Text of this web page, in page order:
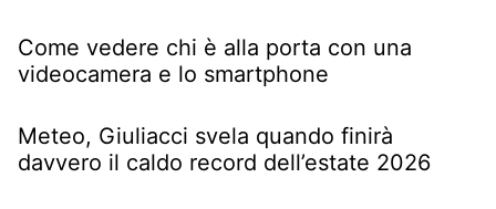
Come vedere chi è alla porta con una
videocamera e lo smartphone
Meteo, Giuliacci svela quando finirà
davvero il caldo record dell’estate 2026